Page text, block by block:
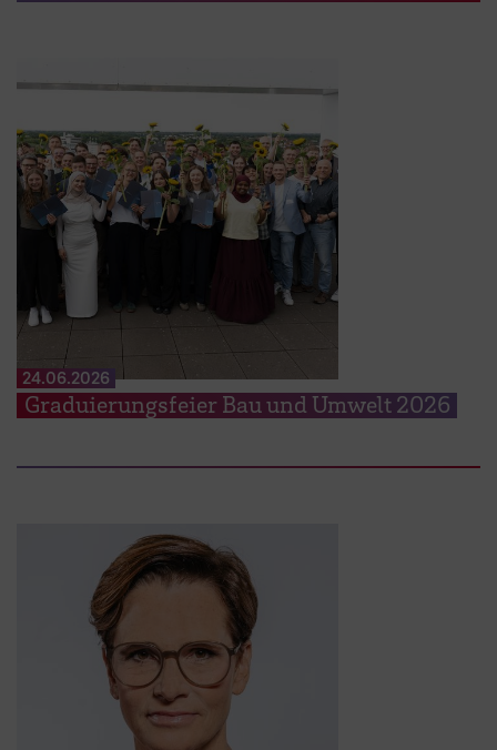
24.06.2026
Graduierungsfeier Bau und Umwelt 2026